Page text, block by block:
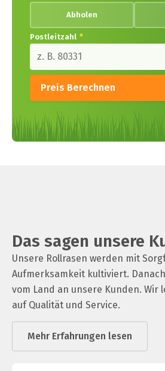
Abholen
Postleitzahl *
Preis Berechnen
Das sagen unsere
Unsere Rollrasen werden mit
Aufmerksamkeit kultiviert.
vom Land an unsere Kunden. Wir
auf Qualität und Service.
Mehr Erfahrungen lesen